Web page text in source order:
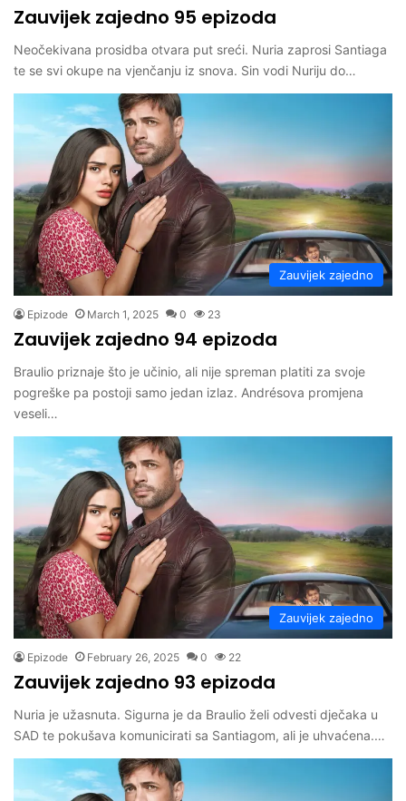
Zauvijek zajedno 95 epizoda
Neočekivana prosidba otvara put sreći. Nuria zaprosi Santiaga
te se svi okupe na vjenčanju iz snova. Sin vodi Nuriju do…
Zauvijek zajedno
Epizode March 1, 2025 0 23
Zauvijek zajedno 94 epizoda
Braulio priznaje što je učinio, ali nije spreman platiti za svoje
pogreške pa postoji samo jedan izlaz. Andrésova promjena
veseli…
Zauvijek zajedno
Epizode February 26, 2025 0 22
Zauvijek zajedno 93 epizoda
Nuria je užasnuta. Sigurna je da Braulio želi odvesti dječaka u
SAD te pokušava komunicirati sa Santiagom, ali je uhvaćena.…